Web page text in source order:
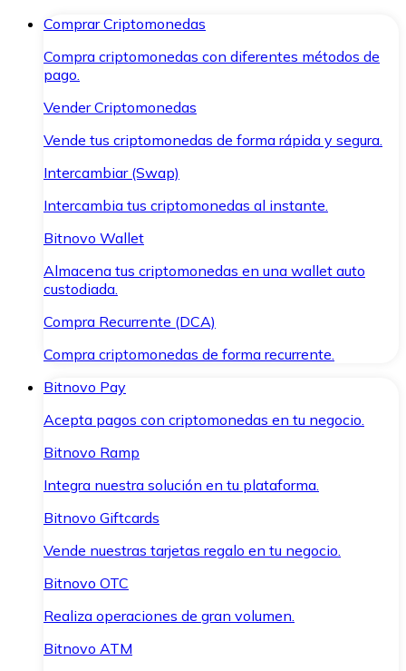
Comprar Criptomonedas
Compra criptomonedas con diferentes métodos de
pago.
Vender Criptomonedas
Vende tus criptomonedas de forma rápida y segura.
Intercambiar (Swap)
Intercambia tus criptomonedas al instante.
Bitnovo Wallet
Almacena tus criptomonedas en una wallet auto
custodiada.
Compra Recurrente (DCA)
Compra criptomonedas de forma recurrente.
Bitnovo Pay
Acepta pagos con criptomonedas en tu negocio.
Bitnovo Ramp
Integra nuestra solución en tu plataforma.
Bitnovo Giftcards
Vende nuestras tarjetas regalo en tu negocio.
Bitnovo OTC
Realiza operaciones de gran volumen.
Bitnovo ATM